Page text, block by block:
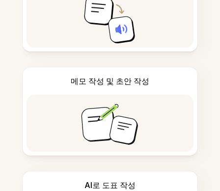
메모 작성 및 초안 작성
AI로 도표 작성